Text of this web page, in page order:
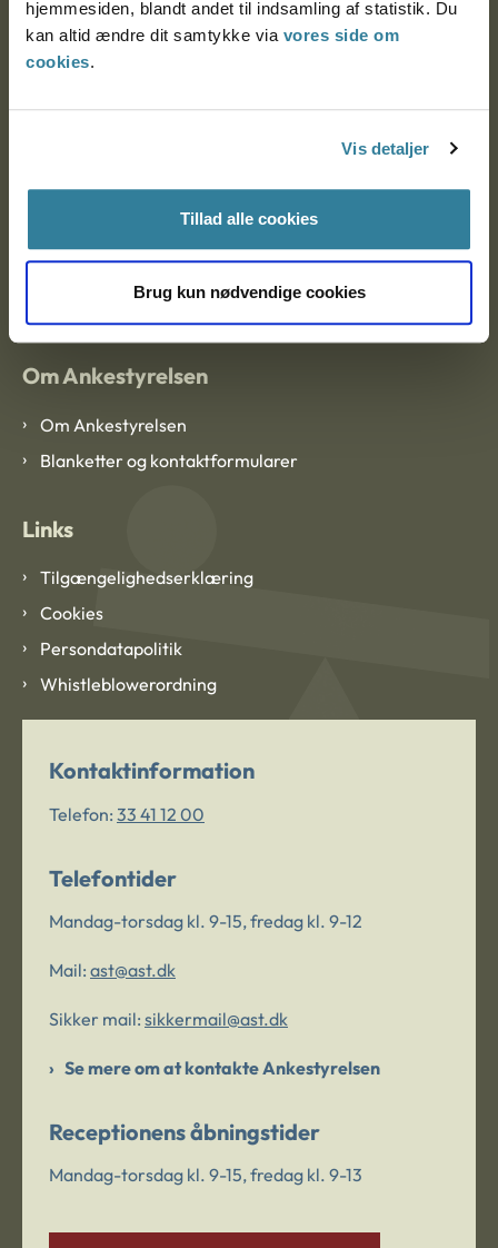
hjemmesiden, blandt andet til indsamling af statistik. Du
kan altid ændre dit samtykke via vores side om
cookies.
Vis detaljer
Tillad alle cookies
Brug kun nødvendige cookies
9000 Aalborg
Ankestyrelsen Aalborg
EAN: 57 98 000 35 48 21
CVR: 1007 4002
Om Ankestyrelsen
Om Ankestyrelsen
Blanketter og kontaktformularer
Links
Tilgængelighedserklæring
Cookies
Persondatapolitik
Whistleblowerordning
Kontaktinformation
Telefon: 33 41 12 00
Telefontider
Mandag-torsdag kl. 9-15, fredag kl. 9-12
Mail: ast@ast.dk
Sikker mail: sikkermail@ast.dk
Se mere om at kontakte Ankestyrelsen
Receptionens åbningstider
Mandag-torsdag kl. 9-15, fredag kl. 9-13